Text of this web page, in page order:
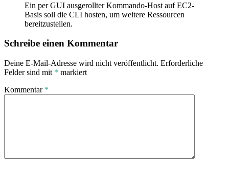
Ein per GUI ausgerollter Kommando-Host auf EC2-
Basis soll die CLI hosten, um weitere Ressourcen
bereitzustellen.
Schreibe einen Kommentar
Deine E-Mail-Adresse wird nicht veröffentlicht. Erforderliche
Felder sind mit * markiert
Kommentar *